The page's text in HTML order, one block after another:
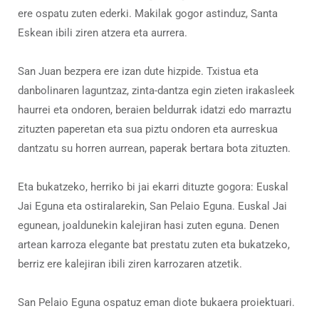
ere ospatu zuten ederki. Makilak gogor astinduz, Santa
Eskean ibili ziren atzera eta aurrera.
San Juan bezpera ere izan dute hizpide. Txistua eta
danbolinaren laguntzaz, zinta-dantza egin zieten irakasleek
haurrei eta ondoren, beraien beldurrak idatzi edo marraztu
zituzten paperetan eta sua piztu ondoren eta aurreskua
dantzatu su horren aurrean, paperak bertara bota zituzten.
Eta bukatzeko, herriko bi jai ekarri dituzte gogora: Euskal
Jai Eguna eta ostiralarekin, San Pelaio Eguna. Euskal Jai
egunean, joaldunekin kalejiran hasi zuten eguna. Denen
artean karroza elegante bat prestatu zuten eta bukatzeko,
berriz ere kalejiran ibili ziren karrozaren atzetik.
San Pelaio Eguna ospatuz eman diote bukaera proiektuari.